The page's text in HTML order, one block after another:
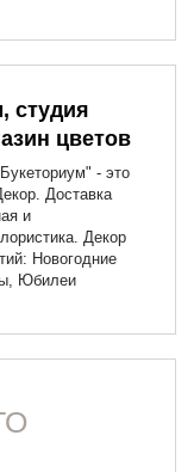
студия
цветов
- это
Доставка
и
Декор
Новогодние
Юбилеи